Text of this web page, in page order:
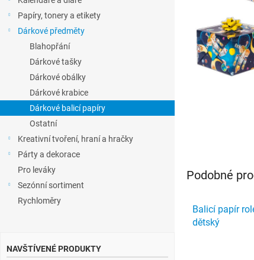
Papíry, tonery a etikety
Dárkové předměty
Blahopřání
Dárkové tašky
Dárkové obálky
Dárkové krabice
Dárkové balicí papíry
Ostatní
Kreativní tvoření, hraní a hračky
Párty a dekorace
Pro leváky
Sezónní sortiment
Rychloměry
NAVŠTÍVENÉ PRODUKTY
Podobné
Balicí papír
dětský